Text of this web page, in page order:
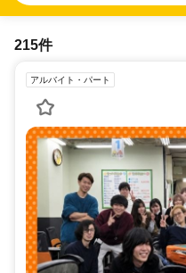
215件
アルバイト・パート